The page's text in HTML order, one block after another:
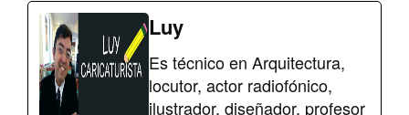
Luy
Es técnico en Arquitectura,
locutor, actor radiofónico,
ilustrador, diseñador, profesor